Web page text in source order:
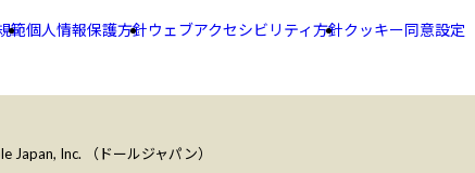
範個人情報保護方針ウェブアクセシビリティ方針クッキー同意設定
Japan, Inc. （ドールジャパン）